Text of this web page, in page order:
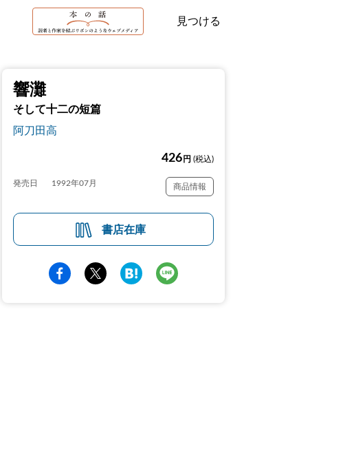
見つける
響灘
そして十二の短篇
阿刀田高
426 円 (税込)
発売日 1992年07月 商品情報
書店在庫